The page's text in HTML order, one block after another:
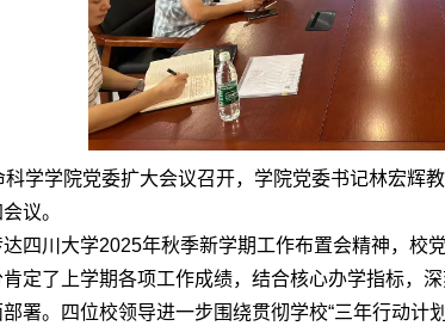
科学学院党委扩大会议召开，学院党委书记林宏辉
议。
四川大学2025年秋季新学期工作布置会精神，校
定了上学期各项工作成绩，结合核心办学指标，
署。四位校领导进一步围绕贯彻学校“三年行动计